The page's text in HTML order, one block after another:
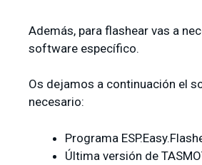
Además, para flashear vas a
software específico.
Os dejamos a continuación el
necesario:
Programa
Última versión de